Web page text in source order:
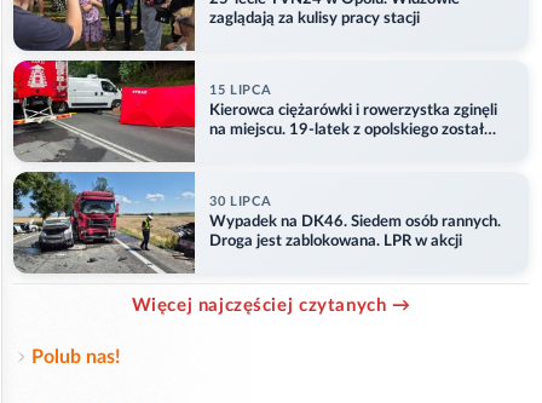
zaglądają za kulisy pracy stacji
15 LIPCA
Kierowca ciężarówki i rowerzystka zginęli
na miejscu. 19-latek z opolskiego został
30 LIPCA
Wypadek na DK46. Siedem osób rannych.
Droga jest zablokowana. LPR w akcji
Więcej najczęściej czytanych →
Polub nas!